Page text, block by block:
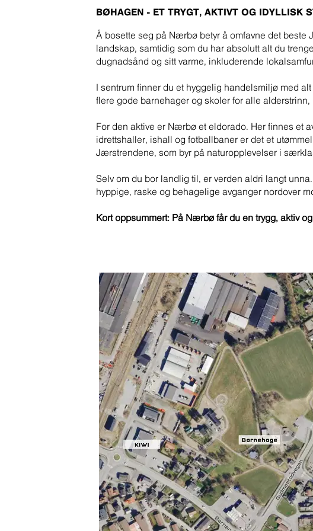
BØHAGEN - ET TRYGT, AKTIVT OG IDYLLISK
Å bosette seg på Nærbø betyr å omfavne det beste
landskap, samtidig som du har absolutt alt du
dugnadsånd og sitt varme, inkluderende
I sentrum finner du et hyggelig handelsmiljø med
flere gode barnehager og skoler for alle
For den aktive er Nærbø et eldorado. Her finnes et
idrettshaller, ishall og fotballbaner er det et
Jærstrendene, som byr på naturopplevelser i
Selv om du bor landlig til, er verden aldri langt
hyppige, raske og behagelige avganger nordover
Kort oppsummert: På Nærbø får du en trygg, aktiv